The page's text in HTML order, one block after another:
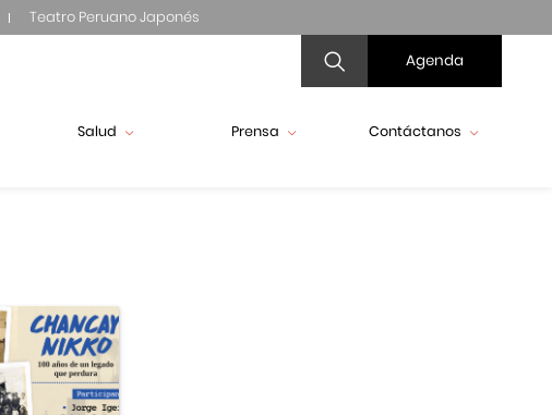
Teatro Peruano Japonés
Agenda
Salud Prensa Contáctanos